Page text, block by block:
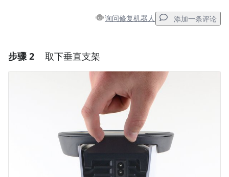
询问修复机器人 添加一条评论
添加一条评论
步骤 2 取下垂直支架